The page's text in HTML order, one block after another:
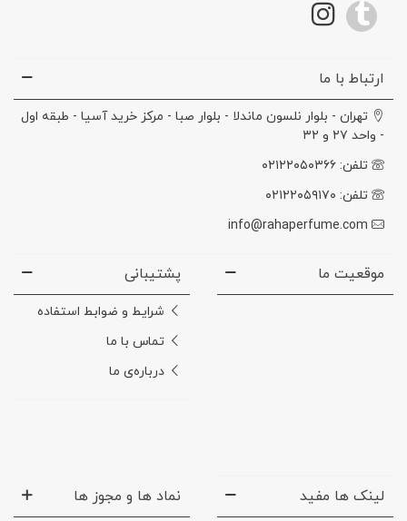
ارتباط با ما
تهران - بلوار نلسون ماندلا - بلوار صبا - مرکز خرید آسیا - طبقه اول
- واحد ۲۷ و ۳۲
تلفن: ۰۲۱۲۲۰۵۰۳۶۶
تلفن: ۰۲۱۲۲۰۵۹۱۷۰
info@rahaperfume.com
موقعیت ما پشتیبانی
شرایط و ضوابط استفاده
تماس با ما
درباره‌ی ما
لینک ها مفید نماد ها و مجوز ها